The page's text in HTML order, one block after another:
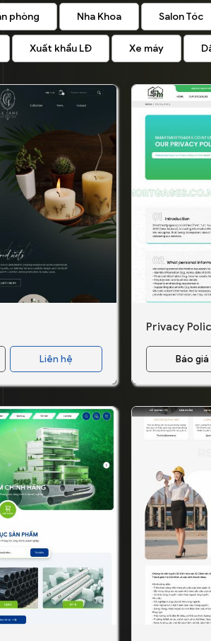
phòng Nha Khoa Salon Tóc
Xuất khẩu LĐ Xe máy
Liên hệ Báo giá